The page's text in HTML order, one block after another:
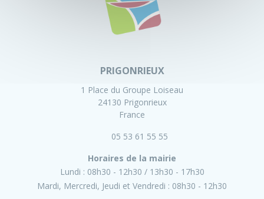
PRIGONRIEUX
1 Place du Groupe Loiseau
24130 Prigonrieux
France
05 53 61 55 55
Horaires de la mairie
Lundi : 08h30 - 12h30
13h30 - 17h30
Mardi, Mercredi, Jeudi et Vendredi : 08h30 - 12h30